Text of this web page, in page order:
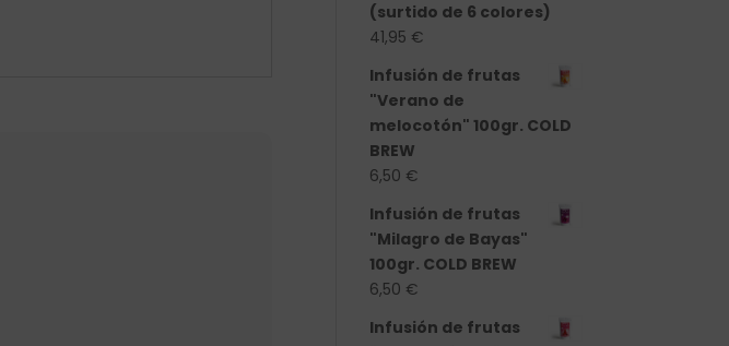
(surtido de 6 colores)
41,95 €
Infusión de frutas
"Verano de
melocotón" 100gr. COLD
BREW
6,50 €
Infusión de frutas
"Milagro de Bayas"
100gr. COLD BREW
6,50 €
Infusión de frutas